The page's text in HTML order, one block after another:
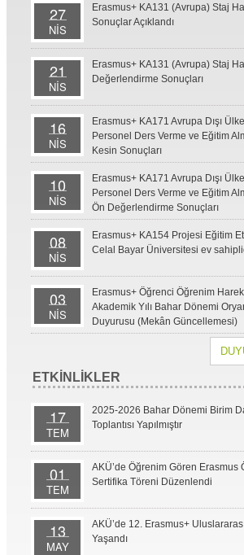
27
NİS
Erasmus+ KA131 (Avrupa) Staj
Sonuçlar Açıklandı
21
NİS
Erasmus+ KA131 (Avrupa) Staj
Değerlendirme Sonuçları
16
NİS
Erasmus+ KA171 Avrupa Dışı
Personel Ders Verme ve Eğitim
Kesin Sonuçları
10
NİS
Erasmus+ KA171 Avrupa Dışı
Personel Ders Verme ve Eğitim
Ön Değerlendirme Sonuçları
08
NİS
Erasmus+ KA154 Projesi Eğitim
Celal Bayar Üniversitesi ev
03
NİS
Erasmus+ Öğrenci Öğrenim
Akademik Yılı Bahar Dönemi
Duyurusu (Mekân Güncellemesi)
ETKİNLİKLER
17
TEM
2025-2026 Bahar Dönemi Birim
Toplantısı Yapılmıştır
01
TEM
AKÜ’de Öğrenim Gören Erasmus
Sertifika Töreni Düzenlendi
13
MAY
AKÜ’de 12. Erasmus+
Yaşandı